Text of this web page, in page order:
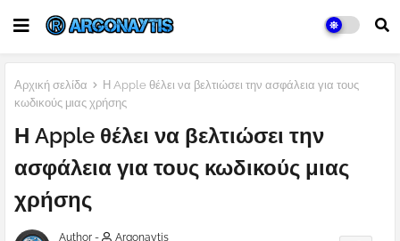
Αρχική σελίδα
Η Apple θέλει να βελτιώσει την ασφάλεια για τους
κωδικούς μιας χρήσης
Η Apple θέλει να βελτιώσει την
ασφάλεια για τους κωδικούς μιας
χρήσης
Author -
Argonaytis